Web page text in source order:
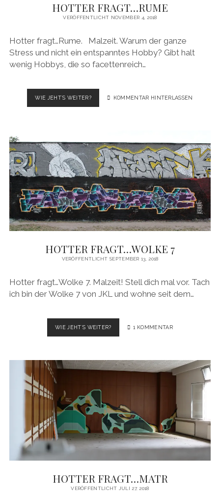
HOTTER FRAGT…RUME
VERÖFFENTLICHT NOVEMBER 4, 2018
Hotter fragt…Rume. Malzeit. Warum der ganze
Stress und nicht ein entspanntes Hobby? Gibt halt
wenig Hobbys, die so facettenreich…
WIE JEHT´S WEITER?HOTTER
FRAGT…
KOMMENTAR HINTERLASSEN
HOTTER FRAGT…WOLKE 7
VERÖFFENTLICHT SEPTEMBER 13, 2018
Hotter fragt…Wolke 7. Malzeit! Stell dich mal vor. Tach
ich bin der Wolke 7 von JKL und wohne seit dem…
WIE JEHT´S WEITER?HOTTER
FRAGT…
1 KOMMENTAR
HOTTER FRAGT…MATR
VERÖFFENTLICHT JULI 27, 2018